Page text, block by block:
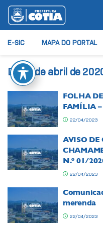
E-SIC MAPA DO PORTAL
Dia:8 de abril de
FOLHA
FAMÍLIA
22/04/2023
AVISO
N.º 01/
22/04/2023
merenda
22/04/2023